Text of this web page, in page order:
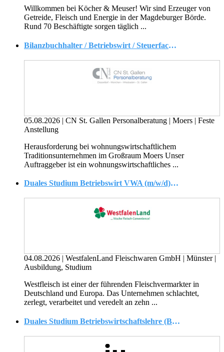
Willkommen bei Köcher & Meuser! Wir sind Erzeuger von
Getreide, Fleisch und Energie in der Magdeburger Börde.
Rund 70 Beschäftigte sorgen täglich ...
Bilanzbuchhalter / Betriebswirt / Steuerfachangestellter (m/w/d)
05.08.2026 | CN St. Gallen Personalberatung | Moers | Feste
Anstellung
Herausforderung bei wohnungswirtschaftlichem
Traditionsunternehmen im Großraum Moers Unser
Auftraggeber ist ein wohnungswirtschaftliches ...
Duales Studium Betriebswirt VWA (m/w/d) / Bachelor of Arts
04.08.2026 | WestfalenLand Fleischwaren GmbH | Münster |
Ausbildung, Studium
Westfleisch ist einer der führenden Fleischvermarkter in
Deutschland und Europa. Das Unternehmen schlachtet,
zerlegt, verarbeitet und veredelt an zehn ...
Duales Studium Betriebswirtschaftslehre (B.A.) - Ma'Loa® Franchise GmbH